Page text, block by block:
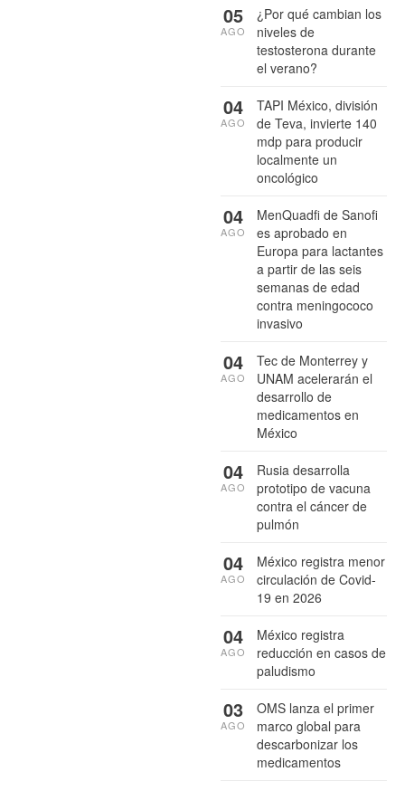
¿Por qué cambian los
niveles de
testosterona durante
el verano?
05
AGO
TAPI México, división
de Teva, invierte 140
mdp para producir
localmente un
oncológico
04
AGO
MenQuadfi de Sanofi
es aprobado en
Europa para lactantes
a partir de las seis
semanas de edad
contra meningococo
invasivo
04
AGO
Tec de Monterrey y
UNAM acelerarán el
desarrollo de
medicamentos en
México
04
AGO
Rusia desarrolla
prototipo de vacuna
contra el cáncer de
pulmón
04
AGO
México registra menor
circulación de Covid-
19 en 2026
04
AGO
México registra
reducción en casos de
paludismo
04
AGO
OMS lanza el primer
marco global para
descarbonizar los
medicamentos
03
AGO